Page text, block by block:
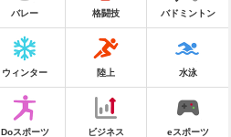
バレー 格闘技 バドミントン
ウィンター 陸上 水泳
Doスポーツ ビジネス eスポーツ